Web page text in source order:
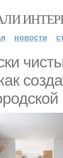
новости